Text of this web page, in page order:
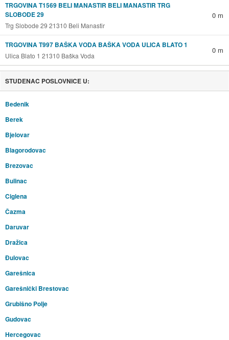
TRGOVINA T1569 BELI MANASTIR BELI MANASTIR TRG
SLOBODE 29
Trg Slobode 29 21310 Beli Manastir
0 m
TRGOVINA T997 BAŠKA VODA BAŠKA VODA ULICA BLATO 1
Ulica Blato 1 21310 Baška Voda
0 m
STUDENAC POSLOVNICE U:
Bedenik
Berek
Bjelovar
Blagorodovac
Brezovac
Bulinac
Ciglena
Čazma
Daruvar
Dražica
Đulovac
Garešnica
Garešnički Brestovac
Grubišno Polje
Gudovac
Hercegovac